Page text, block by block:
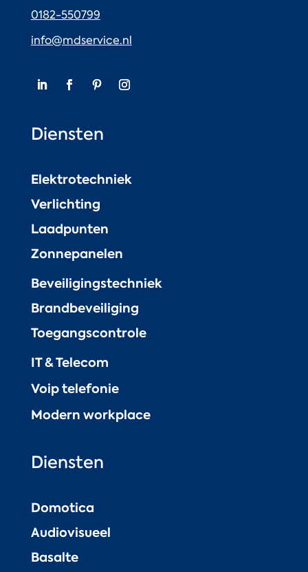
0182-550799
info@mdservice.nl
Diensten
Elektrotechniek
Verlichting
Laadpunten
Zonnepanelen
Beveiligingstechniek
Brandbeveiliging
Toegangscontrole
IT & Telecom
Voip telefonie
Modern workplace
Diensten
Domotica
Audiovisueel
Basalte